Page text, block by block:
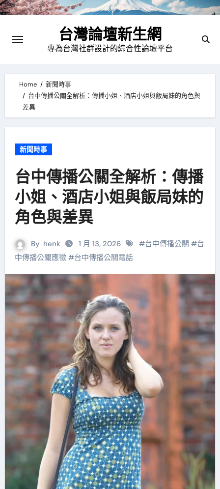
Skip
content
台灣論壇新生網
專為台灣社群設計的綜合性論壇平台
Home
新聞時事
台中傳播公關全解析：傳播小姐、酒店小姐與飯局妹的角色與
差異
新聞時事
台中傳播公關全解析：傳播
小姐、酒店小姐與飯局妹的
角色與差異
By henk 1 月 13, 2026 #台中傳播公關 #台
中傳播公關應徵#台中傳播公關電話